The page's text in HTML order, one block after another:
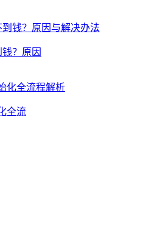
？原因
全流